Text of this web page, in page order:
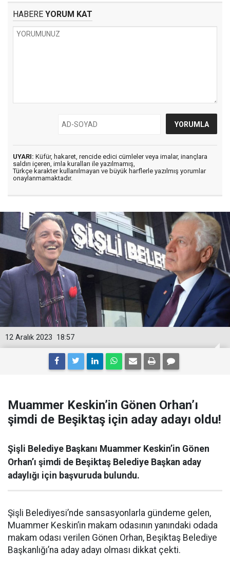
HABERE YORUM KAT
UYARI: Küfür, hakaret, rencide edici cümleler veya imalar, inançlara
saldırı içeren, imla kuralları ile yazılmamış,
Türkçe karakter kullanılmayan ve büyük harflerle yazılmış yorumlar
onaylanmamaktadır.
18:57
12 Aralık 2023
Muammer Keskin’in Gönen Orhan’ı
şimdi de Beşiktaş için aday adayı oldu!
Şişli Belediye Başkanı Muammer Keskin’in Gönen
Orhan’ı şimdi de Beşiktaş Belediye Başkan aday
adaylığı için başvuruda bulundu.
Şişli Belediyesi’nde sansasyonlarla gündeme gelen,
Muammer Keskin’in makam odasının yanındaki odada
makam odası verilen Gönen Orhan, Beşiktaş Belediye
Başkanlığı’na aday adayı olması dikkat çekti.